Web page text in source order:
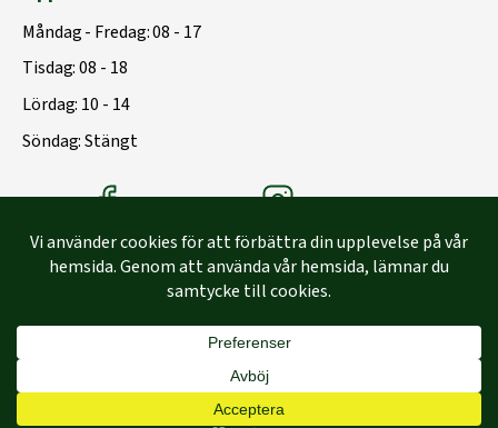
Måndag - Fredag: 08 - 17
Tisdag: 08 - 18
Lördag: 10 - 14
Söndag: Stängt
Träbolagets FacebookTräbolagets instagram
Byggd med avCapace Media | Webbyrå Malmö